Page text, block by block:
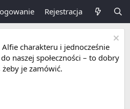
Rejestracja
Alfie charakteru i jednocześnie
naszej społeczności – to dobry
je zamówić.